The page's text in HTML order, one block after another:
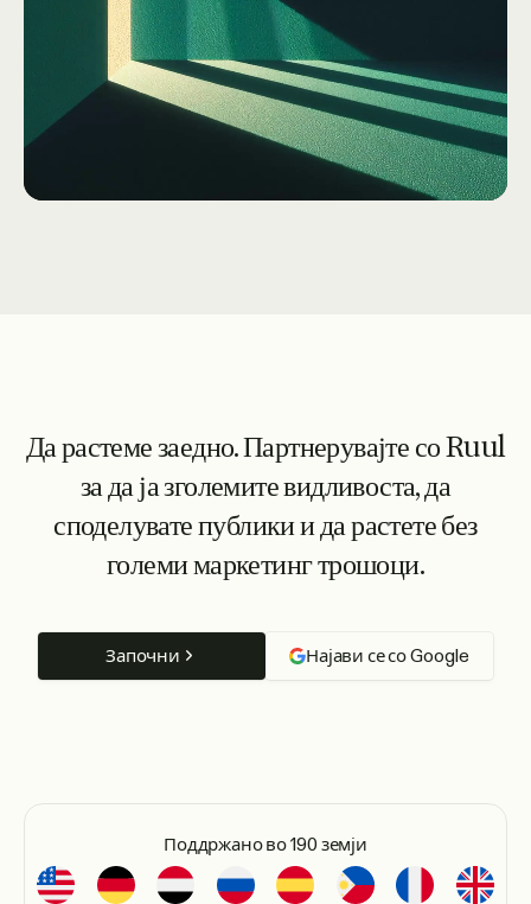
Да растеме заедно. Партнерувајте со Ruul
за да ја зголемите видливоста, да
споделувате публики и да растете без
големи маркетинг трошоци.
Започни Најави се со Google
Поддржано во 190 земји